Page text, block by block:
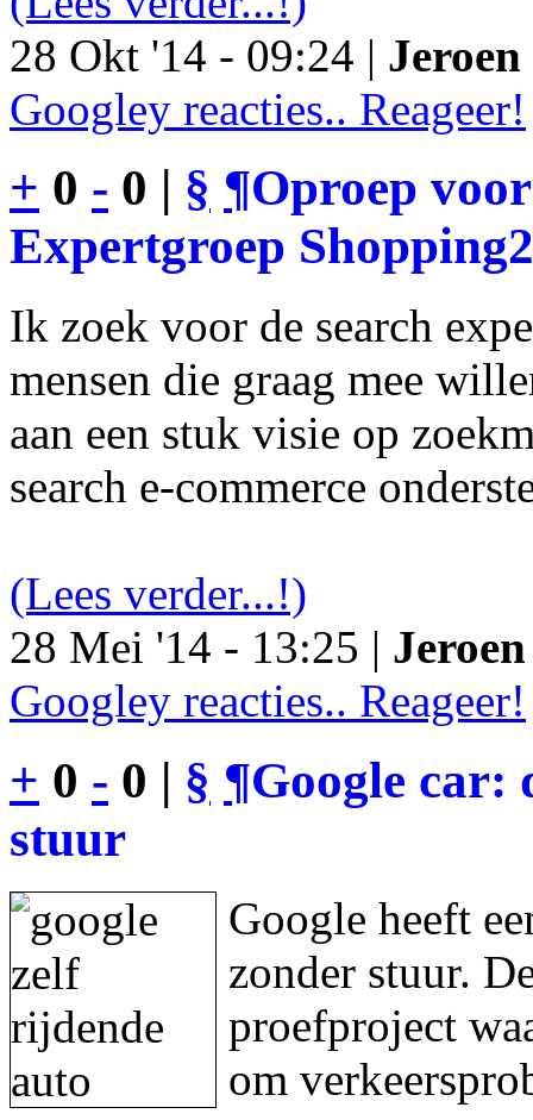
28 Okt '14 - 09:24 |
Googley reacties.. Reageer!
+ 0 - 0 | § ¶Oproep
Expertgroep
Ik zoek voor de search
mensen die graag mee
aan een stuk visie op
search e-commerce
(Lees verder...!)
28 Mei '14 - 13:25 |
Googley reacties.. Reageer!
+ 0 - 0 | § ¶Google car:
stuur
Google heeft
zonder stuur.
proefproject
om